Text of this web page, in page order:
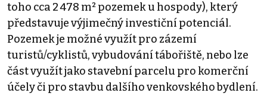
toho cca 2 478 m² pozemek u hospody), který
představuje výjimečný investiční potenciál.
Pozemek je možné využít pro zázemí
turistů/cyklistů, vybudování tábořiště, nebo lze
část využít jako stavební parcelu pro komerční
účely či pro stavbu dalšího venkovského bydlení.